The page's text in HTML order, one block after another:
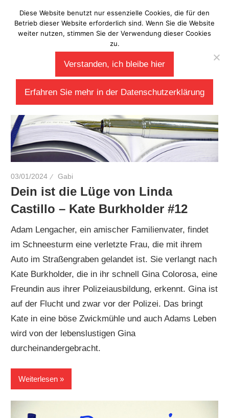
Inhalt
springen
Laberladen
Schlagwort:Amish
03/01/2024 Gabi
Dein ist die Lüge von Linda
Castillo – Kate Burkholder #12
Adam Lengacher, ein amischer Familienvater, findet
im Schneesturm eine verletzte Frau, die mit ihrem
Auto im Straßengraben gelandet ist. Sie verlangt nach
Kate Burkholder, die in ihr schnell Gina Colorosa, eine
Freundin aus ihrer Polizeiausbildung, erkennt. Gina ist
auf der Flucht und zwar vor der Polizei. Das bringt
Kate in eine böse Zwickmühle und auch Adams Leben
wird von der lebenslustigen Gina
durcheinandergebracht.
Weiterlesen
Diese Website benutzt nur essenzielle Cookies, die für den
Betrieb dieser Website erforderlich sind. Wenn Sie die Website
weiter nutzen, stimmen Sie der Verwendung dieser Cookies
zu.
Verstanden, ich bleibe hier
Erfahren Sie mehr in der Datenschutzerklärung